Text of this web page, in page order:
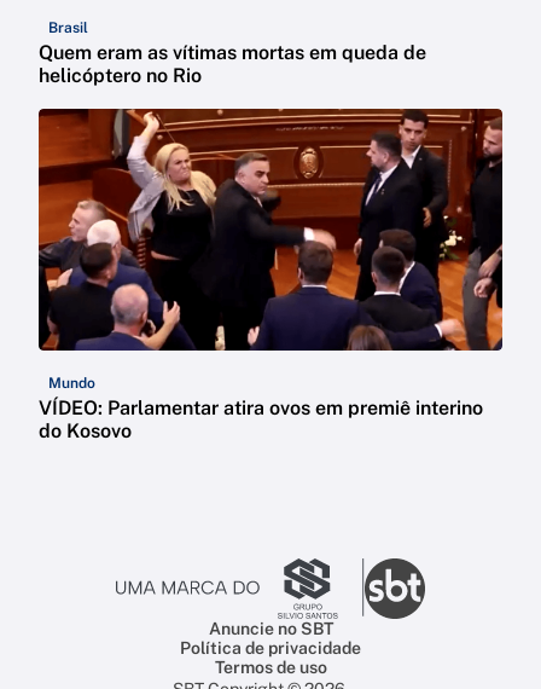
Brasil
Quem eram as vítimas mortas em queda de
helicóptero no Rio
Mundo
VÍDEO: Parlamentar atira ovos em premiê interino
do Kosovo
Anuncie no SBT
Política de privacidade
Termos de uso